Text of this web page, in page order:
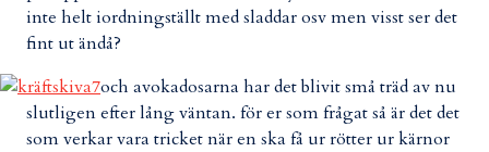
inte helt iordningställt med sladdar osv men visst ser det
fint ut ändå?
och avokadosarna har det blivit små träd av nu
slutligen efter lång väntan. för er som frågat så är det det
som verkar vara tricket när en ska få ur rötter ur kärnor